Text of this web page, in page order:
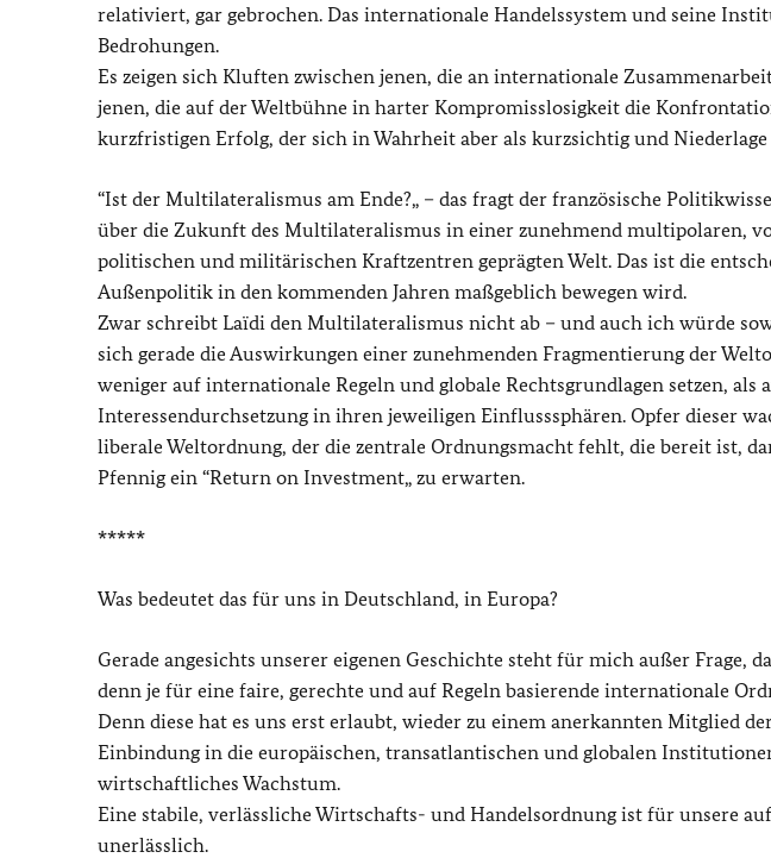
relativiert, gar gebrochen. Das internationale Handelssystem und seine
Bedrohungen.
Es zeigen sich Kluften zwischen jenen, die an internationale
jenen, die auf der Weltbühne in harter Kompromisslosigkeit die
kurzfristigen Erfolg, der sich in Wahrheit aber als kurzsichtig und
“Ist der Multilateralismus am Ende?„ – das fragt der französische
über die Zukunft des Multilateralismus in einer zunehmend multipolaren,
politischen und militärischen Kraftzentren geprägten Welt. Das ist die
Außenpolitik in den kommenden Jahren maßgeblich bewegen wird.
Zwar schreibt Laïdi den Multilateralismus nicht ab – und auch ich würde
sich gerade die Auswirkungen einer zunehmenden Fragmentierung der
weniger auf internationale Regeln und globale Rechtsgrundlagen setzen,
Interessendurchsetzung in ihren jeweiligen Einflusssphären. Opfer dieser
liberale Weltordnung, der die zentrale Ordnungsmacht fehlt, die bereit ist,
Pfennig ein “Return on Investment„ zu erwarten.
*****
Was bedeutet das für uns in Deutschland, in Europa?
Gerade angesichts unserer eigenen Geschichte steht für mich außer Frage,
denn je für eine faire, gerechte und auf Regeln basierende internationale
Denn diese hat es uns erst erlaubt, wieder zu einem anerkannten Mitglied
Einbindung in die europäischen, transatlantischen und globalen
wirtschaftliches Wachstum.
Eine stabile, verlässliche Wirtschafts- und Handelsordnung ist für unsere
unerlässlich.